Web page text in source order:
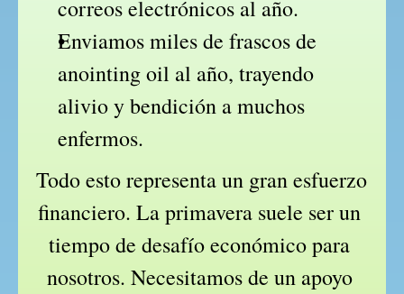
correos electrónicos al año.
Enviamos miles de frascos de
anointing oil al año, trayendo
alivio y bendición a muchos
enfermos.
Todo esto representa un gran esfuerzo
financiero. La primavera suele ser un
tiempo de desafío económico para
nosotros. Necesitamos de un apoyo